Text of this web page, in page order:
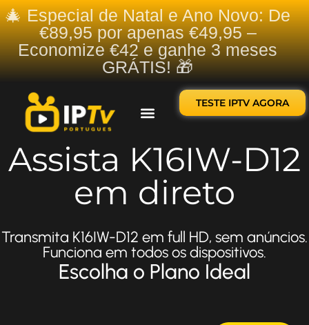
🎄 Especial de Natal e Ano Novo: De
€89,95 por apenas €49,95 –
Economize €42 e ganhe 3 meses
GRÁTIS! 🎁
TESTE IPTV AGORA
Assista K16IW-D12
em direto
Transmita K16IW-D12 em full HD, sem anúncios.
Funciona em todos os dispositivos.
Escolha o Plano Ideal